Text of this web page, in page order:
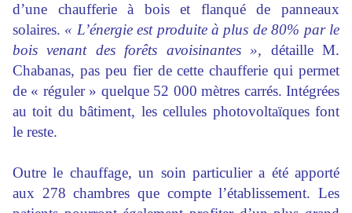
d’une chaufferie à bois et flanqué de panneaux
solaires. « L’énergie est produite à plus de 80% par le
bois venant des forêts avoisinantes », détaille M.
Chabanas, pas peu fier de cette chaufferie qui permet
de « réguler » quelque 52 000 mètres carrés. Intégrées
au toit du bâtiment, les cellules photovoltaïques font
le reste.
Outre le chauffage, un soin particulier a été apporté
aux 278 chambres que compte l’établissement. Les